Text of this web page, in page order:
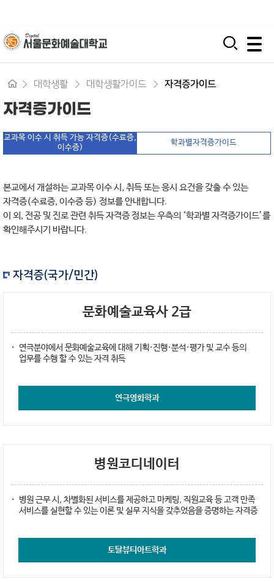
대학생활 대학생활가이드 자격증가이드
자격증가이드
교과목 이수 시 취득 가능 자격증(수료증,
이수증)
학과별자격증가이드
본교에서 개설하는 교과목 이수 시, 취득 또는 응시 요건을 갖출 수 있는
자격증(수료증, 이수증 등) 정보를 안내합니다.
이 외, 전공 및 진로 관련 취득 자격증 정보는 우측의 ‘학과별 자격증가이드’를
확인해주시기 바랍니다.
자격증(국가/민간)
문화예술교육사 2급
연극분야에서 문화예술교육에 대해 기획·진행·분석·평가 및 교수 등의
업무를 수행 할 수 있는 자격 취득
연극영화학과
병원코디네이터
병원 근무 시, 차별화된 서비스를 제공하고 마케팅, 직원교육 등 고객 만족
서비스를 실현할 수 있는 이론 및 실무 지식을 갖추었음을 증명하는 자격증
토탈뷰티아트학과